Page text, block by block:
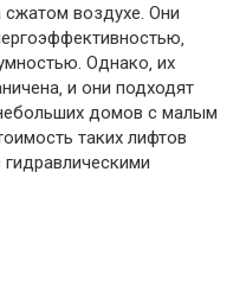
воздухе. Они
Однако‚ их
и они подходят
домов с малым
таких лифтов